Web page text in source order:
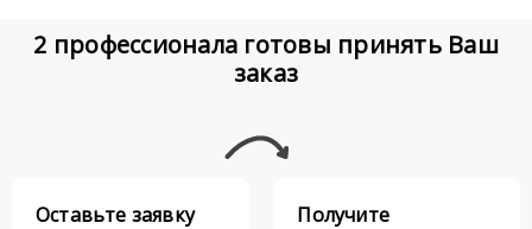
2 профессионала готовы принять Ваш
заказ
Оставьте заявку
Получите